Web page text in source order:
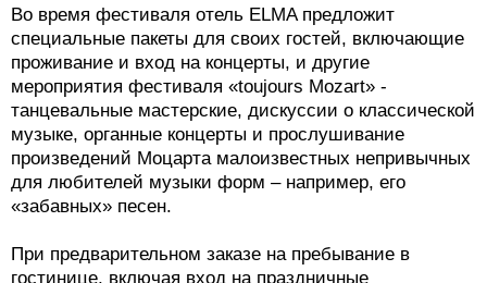
Во время фестиваля отель ELMA предложит
специальные пакеты для своих гостей, включающие
проживание и вход на концерты, и другие
мероприятия фестиваля «toujours Mozart» -
танцевальные мастерские, дискуссии о классической
музыке, органные концерты и прослушивание
произведений Моцарта малоизвестных непривычных
для любителей музыки форм – например, его
«забавных» песен.
При предварительном заказе на пребывание в
гостинице, включая вход на праздничные